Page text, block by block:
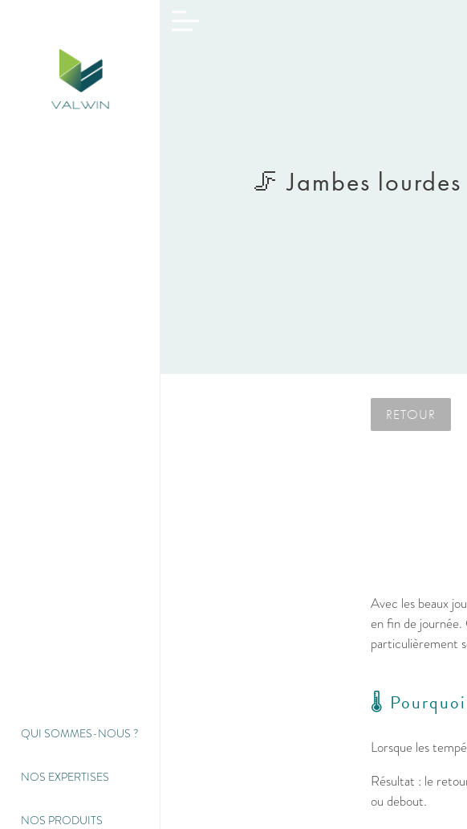
🦵 Jambes
RETOUR
Avec les beaux
en fin de
particulièrement
🌡️
Lorsque les
Résultat : le
ou debout.
QUI SOMMES-NOUS ?
NOS EXPERTISES
NOS PRODUITS